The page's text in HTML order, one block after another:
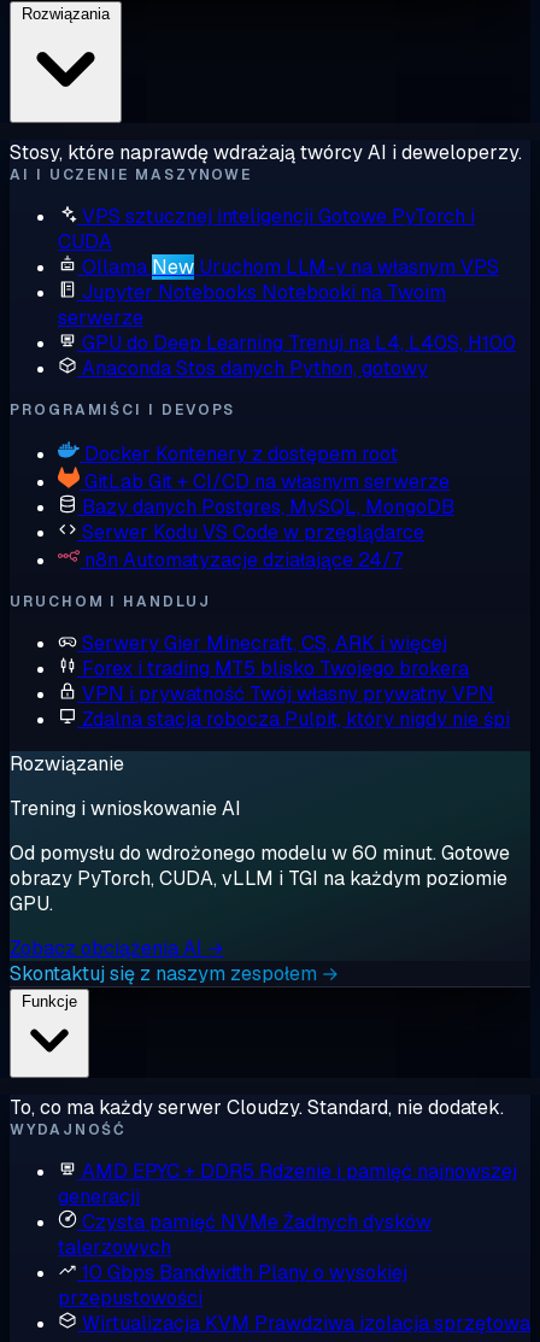
Rozwiązania
Stosy, które naprawdę wdrażają twórcy AI i deweloperzy.
AI I UCZENIE MASZYNOWE
VPS sztucznej inteligencji Gotowe PyTorch i
CUDA
Ollama New Uruchom LLM-y na własnym VPS
Jupyter Notebooks Notebooki na Twoim
serwerze
GPU do Deep Learning Trenuj na L4, L40S, H100
AnacondaStos danych Python, gotowy
PROGRAMIŚCI I DEVOPS
Docker Kontenery z dostępem root
GitLab Git + CI/CD na własnym serwerze
Bazy danych Postgres, MySQL, MongoDB
Serwer Kodu VS Code w przeglądarce
n8n Automatyzacje działające 24/7
URUCHOM I HANDLUJ
Serwery Gier Minecraft, CS, ARK i więcej
Forex i trading MT5 blisko Twojego brokera
VPN i prywatność Twój własny prywatny VPN
Zdalna stacja robocza Pulpit, który nigdy nie śpi
Rozwiązanie
Trening i wnioskowanie AI
Od pomysłu do wdrożonego modelu w 60 minut. Gotowe
obrazy PyTorch, CUDA, vLLM i TGI na każdym poziomie
GPU.
Zobacz obciążenia AI →
Skontaktuj się z naszym zespołem →
To, co ma każdy serwer Cloudzy. Standard, nie dodatek.
WYDAJNOŚĆ
AMD EPYC + DDR5 Rdzenie i pamięć najnowszej
generacji
Czysta pamięć NVMeŻadnych dysków
talerzowych
10 Gbps Bandwidth Plany o wysokiej
przepustowości
Wirtualizacja KVM Prawdziwa izolacja sprzętowa